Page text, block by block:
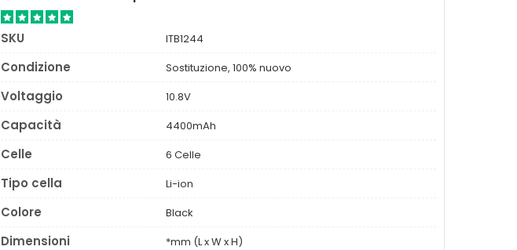
SKU ITB1244
Condizione Sostituzione, 100% nuovo
Voltaggio 10.8V
Capacità 4400mAh
Celle 6 Celle
Tipo cella Li-ion
Colore Black
Dimensioni *mm (L x W x H)